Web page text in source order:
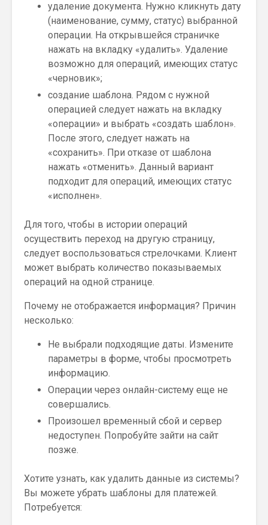
удаление документа. Нужно кликнуть дату
(наименование, сумму, статус) выбранной
операции. На открывшейся страничке
нажать на вкладку «удалить». Удаление
возможно для операций, имеющих статус
«черновик»;
создание шаблона. Рядом с нужной
операцией следует нажать на вкладку
«операции» и выбрать «создать шаблон».
После этого, следует нажать на
«сохранить». При отказе от шаблона
нажать «отменить». Данный вариант
подходит для операций, имеющих статус
«исполнен».
Для того, чтобы в истории операций
осуществить переход на другую страницу,
следует воспользоваться стрелочками. Клиент
может выбрать количество показываемых
операций на одной странице.
Почему не отображается информация? Причин
несколько:
Не выбрали подходящие даты. Измените
параметры в форме, чтобы просмотреть
информацию.
Операции через онлайн-систему еще не
совершались.
Произошел временный сбой и сервер
недоступен. Попробуйте зайти на сайт
позже.
Хотите узнать, как удалить данные из системы?
Вы можете убрать шаблоны для платежей.
Потребуется: